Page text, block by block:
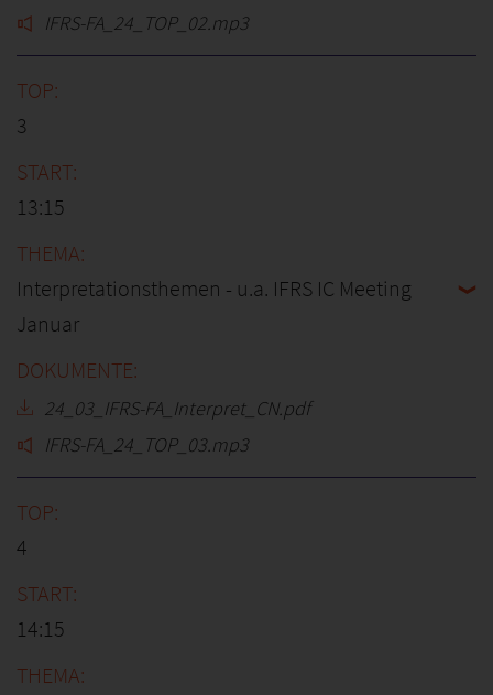
IFRS-FA_24_TOP_02.mp3
3
13:15
Interpretationsthemen - u.a. IFRS IC Meeting
Januar
24_03_IFRS-FA_Interpret_CN.pdf
IFRS-FA_24_TOP_03.mp3
4
14:15